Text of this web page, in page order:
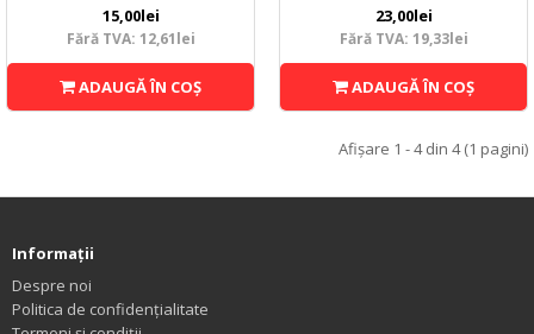
15,00lei
Fără TVA: 12,61lei
ADAUGĂ ÎN COŞ
23,00lei
Fără TVA: 19,33lei
ADAUGĂ ÎN COŞ
Afişare 1 - 4 din 4 (1 pagini)
Informaţii
Despre noi
Politica de confidențialitate